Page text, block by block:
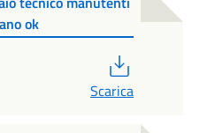
ok
Scarica